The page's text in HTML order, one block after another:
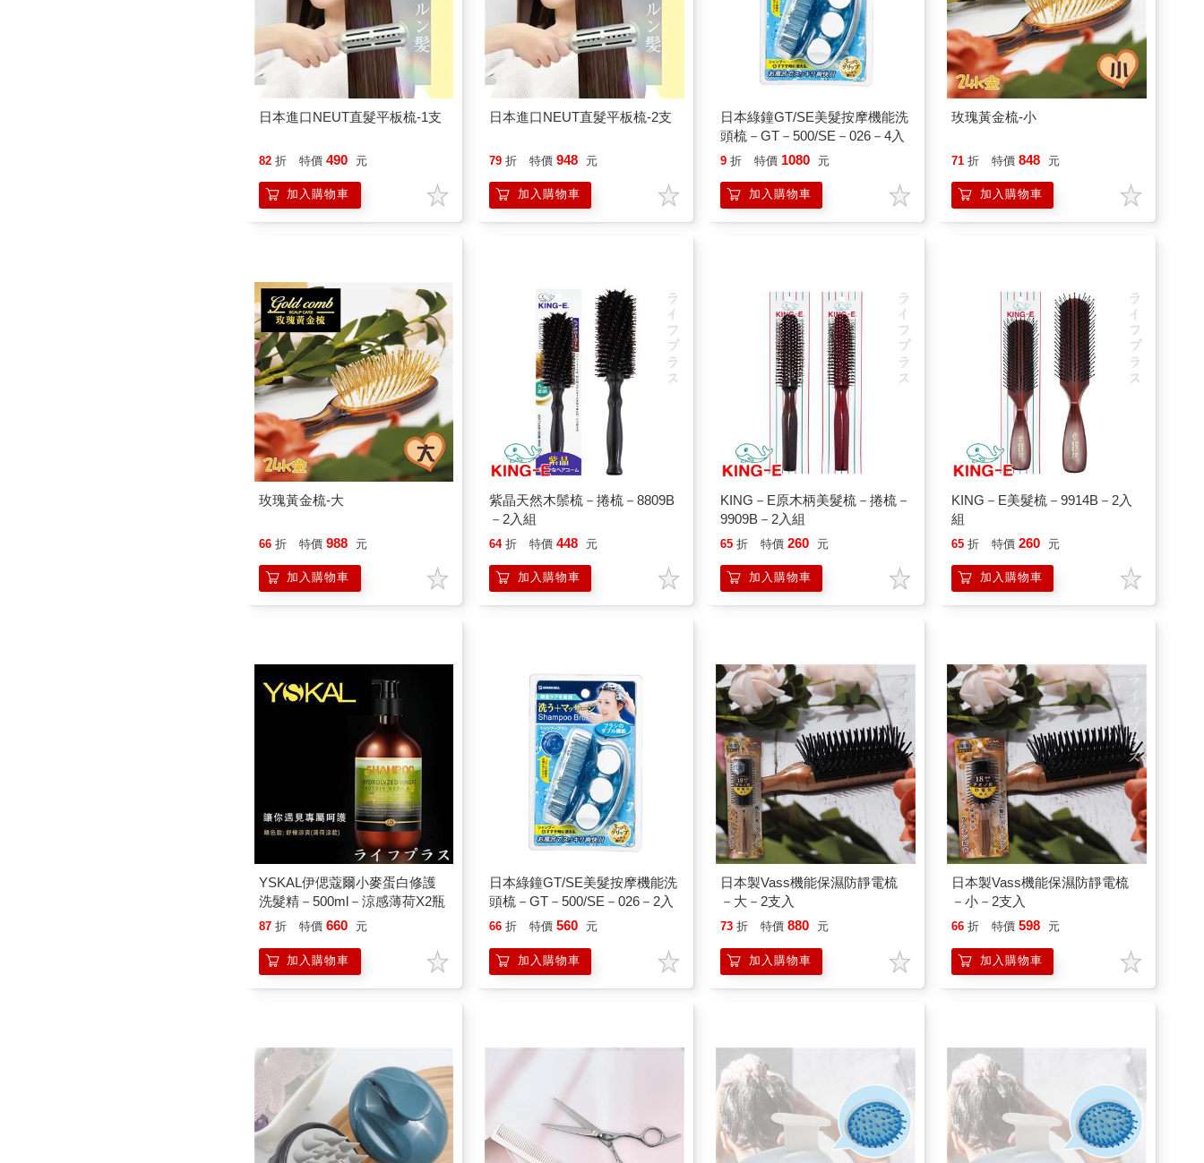
日本進口NEUT直髮平板梳-1支
82 折 特價 490 元
加入購物車
日本進口NEUT直髮平板梳-2支
79 折 特價 948 元
加入購物車
日本綠鐘GT/SE美髮按摩機能洗
頭梳－GT－500/SE－026－4入
9 折 特價 1080 元
加入購物車
玫瑰黃金梳-小
71 折 特價 848 元
加入購物車
玫瑰黃金梳-大
66 折 特價 988 元
加入購物車
紫晶天然木鬃梳－捲梳－8809B
－2入組
64 折 特價 448 元
加入購物車
KING－E原木柄美髮梳－捲梳－
9909B－2入組
65 折 特價 260 元
加入購物車
KING－E美髮梳－9914B－2入
組
65 折 特價 260 元
加入購物車
YSKAL伊偲蔻爾小麥蛋白修護
洗髮精－500ml－涼感薄荷X2瓶
87 折 特價 660 元
加入購物車
日本綠鐘GT/SE美髮按摩機能洗
頭梳－GT－500/SE－026－2入
66 折 特價 560 元
加入購物車
日本製Vass機能保濕防靜電梳
－大－2支入
73 折 特價 880 元
加入購物車
日本製Vass機能保濕防靜電梳
－小－2支入
66 折 特價 598 元
加入購物車